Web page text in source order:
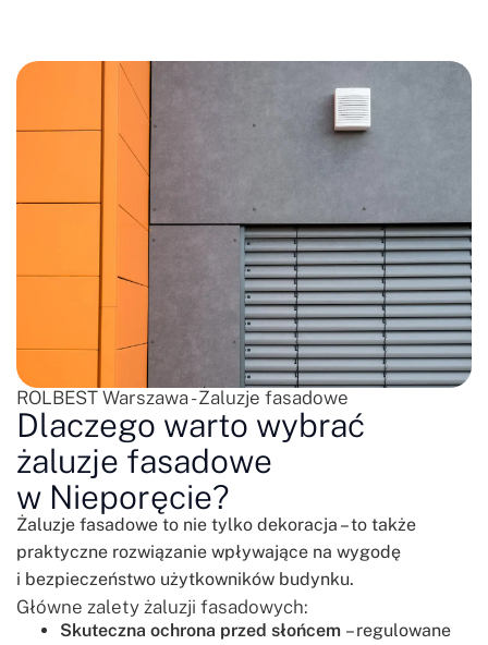
ROLBEST Warszawa - Żaluzje fasadowe
Dlaczego warto wybrać
żaluzje fasadowe
w Nieporęcie?
Żaluzje fasadowe to nie tylko dekoracja – to także
praktyczne rozwiązanie wpływające na wygodę
i bezpieczeństwo użytkowników budynku.
Główne zalety żaluzji fasadowych:
Skuteczna ochrona przed słońcem – regulowane